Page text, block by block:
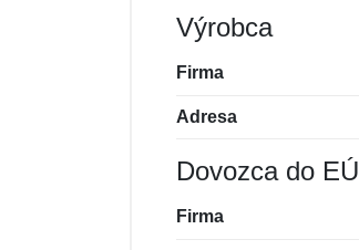
Výrobca
Firma
Adresa
Dovozca do EÚ
Firma